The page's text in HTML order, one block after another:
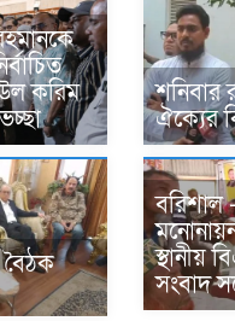
করিম
শনিবার
ঐক্যের
বৈঠক
স্থানীয়
সংবাদ